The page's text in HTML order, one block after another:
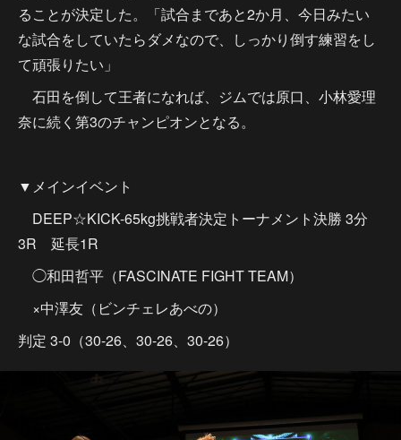
ることが決定した。「試合まであと2か月、今日みたい
な試合をしていたらダメなので、しっかり倒す練習をし
て頑張りたい」
石田を倒して王者になれば、ジムでは原口、小林愛理
奈に続く第3のチャンピオンとなる。
▼メインイベント
DEEP☆KICK-65kg挑戦者決定トーナメント決勝 3分
3R 延長1R
◯和田哲平（FASCINATE FIGHT TEAM）
×中澤友（ビンチェレあべの）
判定 3-0（30-26、30-26、30-26）